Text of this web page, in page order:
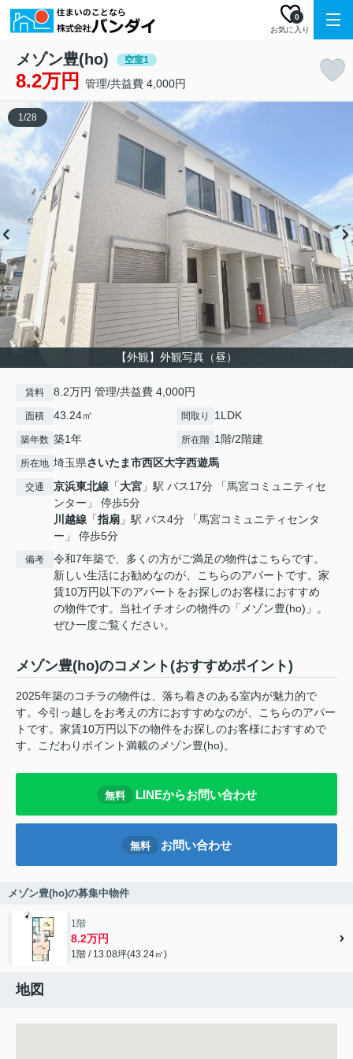
お気に入り
0
メゾン豊(ho) 空室1
8.2万円 管理/共益費 4,000円
【外観】外観写真（昼）
1/28
賃料 8.2万円 管理/共益費 4,000円
面積 43.24㎡ 間取り 1LDK
築年数 築1年 所在階 1階/2階建
所在地 埼玉県さいたま市西区大字西遊馬
交通 京浜東北線 「大宮 」駅 バス17分 「馬宮コミュニティセ
ンター」 停歩5分
川越線 「指扇 」駅 バス4分 「馬宮コミュニティセンタ
ー」 停歩5分
備考
令和7年築で、多くの方がご満足の物件はこちらです。
新しい生活にお勧めなのが、こちらのアパートです。家
賃10万円以下のアパートをお探しのお客様におすすめ
の物件です。当社イチオシの物件の「メゾン豊(ho)」。
ぜひ一度ご覧ください。
メゾン豊(ho)のコメント(おすすめポイント)
2025年築のコチラの物件は、落ち着きのある室内が魅力的で
す。今引っ越しをお考えの方におすすめなのが、こちらのアパー
トです。家賃10万円以下の物件をお探しのお客様におすすめで
す。こだわりポイント満載のメゾン豊(ho)。
無料 LINEからお問い合わせ
無料 お問い合わせ
メゾン豊(ho)の募集中物件
1階
8.2万円
1階 / 13.08坪(43.24㎡)
地図